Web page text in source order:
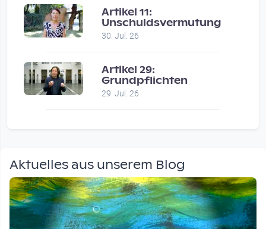
Artikel 11:
Unschuldsvermutung
30. Jul. 26
Artikel 29:
Grundpflichten
29. Jul. 26
Aktuelles aus unserem Blog